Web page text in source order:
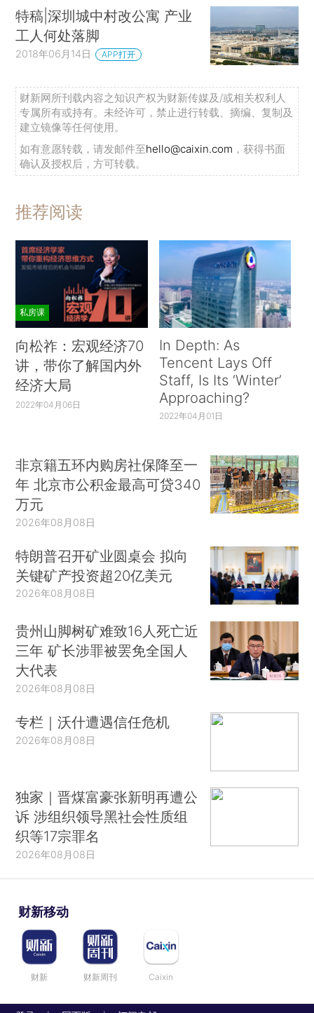
特稿|深圳城中村改公寓 产业
工人何处落脚
2018年06月14日 APP打开
财新网所刊载内容之知识产权为财新传媒及/或相关权利人
专属所有或持有。未经许可，禁止进行转载、摘编、复制及
建立镜像等任何使用。
如有意愿转载，请发邮件至hello@caixin.com ，获得书面
确认及授权后，方可转载。
推荐阅读
私房课
向松祚：宏观经济70
讲，带你了解国内外
经济大局
2022年04月06日
In Depth: As
Tencent Lays Off
Staff, Is Its ‘Winter’
Approaching?
2022年04月01日
非京籍五环内购房社保降至一
年 北京市公积金最高可贷340
万元
2026年08月08日
特朗普召开矿业圆桌会 拟向
关键矿产投资超20亿美元
2026年08月08日
贵州山脚树矿难致16人死亡近
三年 矿长涉罪被罢免全国人
大代表
2026年08月08日
专栏｜沃什遭遇信任危机
2026年08月08日
独家｜晋煤富豪张新明再遭公
诉 涉组织领导黑社会性质组
织等17宗罪名
2026年08月08日
财新移动
财新 财新周刊 Caixin